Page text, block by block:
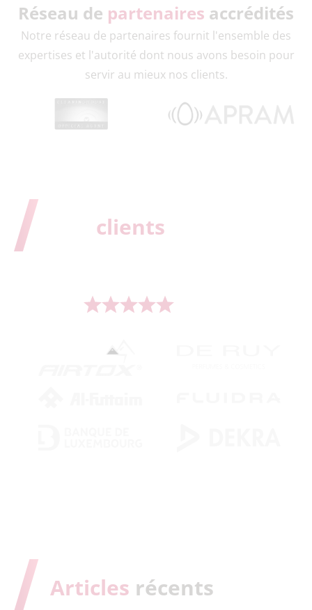
Réseau de partenaires accrédités
Notre réseau de partenaires fournit l'ensemble des
expertises et l'autorité dont nous avons besoin pour
servir au mieux nos clients.
clients
Articles récents